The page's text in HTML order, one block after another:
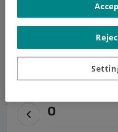
Equipo
Pedir
O